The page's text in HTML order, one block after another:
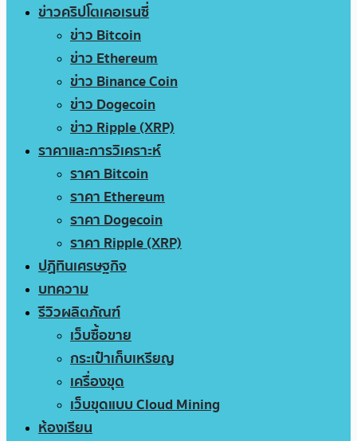
ข่าวคริปโตเคอเรนซี่
ข่าว Bitcoin
ข่าว Ethereum
ข่าว Binance Coin
ข่าว Dogecoin
ข่าว Ripple (XRP)
ราคาและการวิเคราะห์
ราคา Bitcoin
ราคา Ethereum
ราคา Dogecoin
ราคา Ripple (XRP)
ปฏิทินเศรษฐกิจ
บทความ
รีวิวผลิตภัณฑ์
เว็บซื้อขาย
กระเป๋าเก็บเหรียญ
เครื่องขุด
เว็บขุดแบบ Cloud Mining
ห้องเรียน